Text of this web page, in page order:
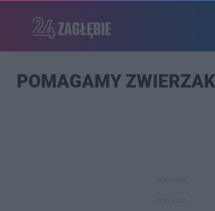
POMAGAMY